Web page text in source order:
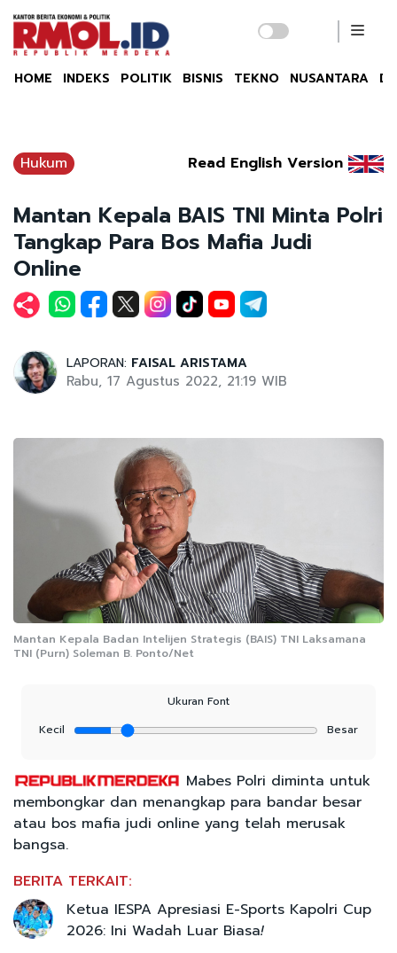
HOME INDEKS POLITIK BISNIS TEKNO NUSANTARA
Hukum Read English Version
Mantan Kepala BAIS TNI Minta Polri
Tangkap Para Bos Mafia Judi
Online
LAPORAN: FAISAL ARISTAMA
Rabu, 17 Agustus 2022, 21:19 WIB
Mantan Kepala Badan Intelijen Strategis (BAIS) TNI Laksamana
TNI (Purn) Soleman B. Ponto/Net
Ukuran Font
Kecil
Besar
Mabes Polri diminta untuk
membongkar dan menangkap para bandar besar
atau bos mafia judi online yang telah merusak
bangsa.
BERITA TERKAIT:
Ketua IESPA Apresiasi E-Sports Kapolri Cup
2026: Ini Wadah Luar Biasa!